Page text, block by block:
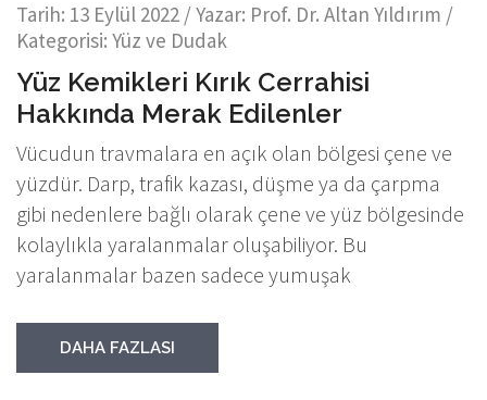
Tarih: 13 Eylül 2022 / Yazar: Prof. Dr. Altan Yıldırım /
Kategorisi: Yüz ve Dudak
Yüz Kemikleri Kırık Cerrahisi
Hakkında Merak Edilenler
Vücudun travmalara en açık olan bölgesi çene ve
yüzdür. Darp, trafik kazası, düşme ya da çarpma
gibi nedenlere bağlı olarak çene ve yüz bölgesinde
kolaylıkla yaralanmalar oluşabiliyor. Bu
yaralanmalar bazen sadece yumuşak
DAHA FAZLASI